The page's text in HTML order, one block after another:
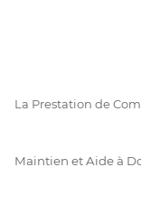
La Prestation de
Maintien et Aide à